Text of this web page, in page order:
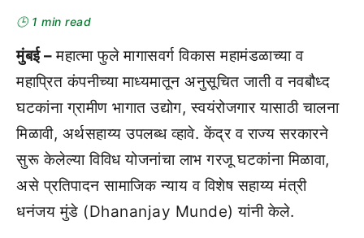
🕒 1 min read
मुंबई –महात्मा फुले मागासवर्ग विकास महामंडळाच्या व
महाप्रित कंपनीच्या माध्यमातून अनुसूचित जाती व नवबौध्द
घटकांना ग्रामीण भागात उद्योग, स्वयंरोजगार यासाठी चालना
मिळावी, अर्थसहाय्य उपलब्ध व्हावे. केंद्र व राज्य सरकारने
सुरू केलेल्या विविध योजनांचा लाभ गरजू घटकांना मिळावा,
असे प्रतिपादन सामाजिक न्याय व विशेष सहाय्य मंत्री
धनंजय मुंडे (Dhananjay Munde) यांनी केले.